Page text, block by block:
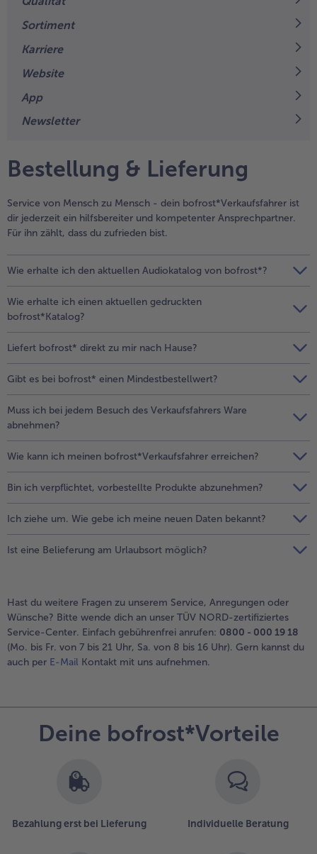
alle Geflügel
alle Pizza
alle Snacks
Kartoffelprodukte
alle Kartoffelprodukte
Beilagen & Saucen
Suppeneinlagen
alle Suppeneinlagen
Brot & Brötchen
alle Brot & Brötchen
Kuchen & Torten
Süßspeisen
alle Süßspeisen
alle Obst
Wein & Spirituosen
Küchenutensilien
alle Online Exklusiv
alle Vegetarisch & Vegan
alle BIO
Kids-Produkte
alle Kids-Produkte
Schoko-Genuss
Confiserie & Feinkost
alle Confiserie & Feinkost
Für die Heißluftfritteuse
alle Für die Heißluftfritteuse
bofrost*free
bofrost*high Protein
alle bofrost*high Protein
alle bofrost*plus.
Weiterempfehlen &
Entdecke köstliche Rezepte
Sortiment
Karriere
Website
App
Newsletter
Bestellung & Lieferung
Service von Mensch zu Mensch - dein bofrost*Verkaufsfahrer ist
dir jederzeit ein hilfsbereiter und kompetenter Ansprechpartner.
Für ihn zählt, dass du zufrieden bist.
Wie erhalte ich den aktuellen Audiokatalog von bofrost*?
Wie erhalte ich einen aktuellen gedruckten
bofrost*Katalog?
Liefert bofrost* direkt zu mir nach Hause?
Gibt es bei bofrost* einen Mindestbestellwert?
Muss ich bei jedem Besuch des Verkaufsfahrers Ware
abnehmen?
Wie kann ich meinen bofrost*Verkaufsfahrer erreichen?
Bin ich verpflichtet, vorbestellte Produkte abzunehmen?
Ich ziehe um. Wie gebe ich meine neuen Daten bekannt?
Ist eine Belieferung am Urlaubsort möglich?
Hast du weitere Fragen zu unserem Service, Anregungen oder
Wünsche? Bitte wende dich an unser TÜV NORD-zertifiziertes
Service-Center. Einfach gebührenfrei anrufen: 0800 - 000 19 18
(Mo. bis Fr. von 7 bis 21 Uhr, Sa. von 8 bis 16 Uhr). Gern kannst du
auch per E-Mail Kontakt mit uns aufnehmen.
Deine bofrost*Vorteile
Bezahlung erst bei Lieferung Individuelle Beratung